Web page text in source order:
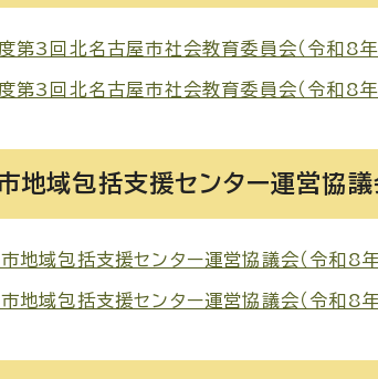
第3回北名古屋市社会教育委員会（令和8
第3回北名古屋市社会教育委員会（令和8
地域包括支援センター運営協
地域包括支援センター運営協議会（令和
地域包括支援センター運営協議会（令和